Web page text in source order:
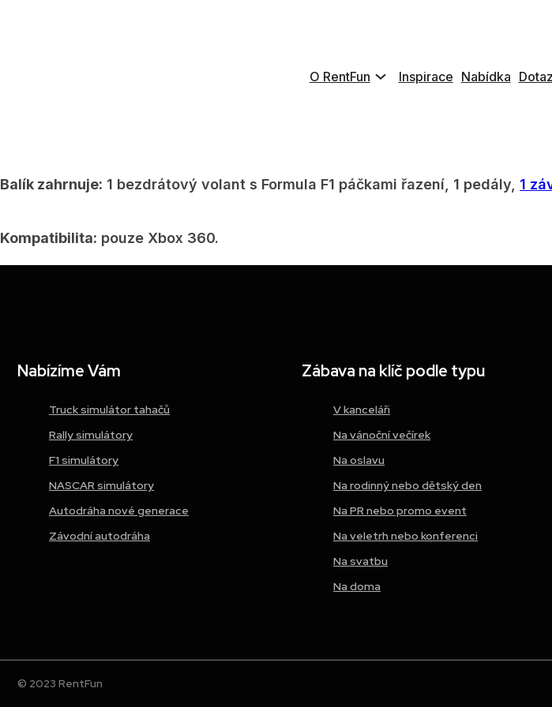
O RentFun Inspirace Nabídka
se připojuje k Xbox 360 bezdrátově, což děla ho ideálním pro použití na
vibračních motorů, a dvě páčky ve stylu Formule 1, vhodné pro řazení
Balík zahrnuje: 1 bezdrátový volant s Formula F1 páčkami řazení, 1 pedály, 1
Kompatibilita: pouze Xbox 360.
Nabízíme Vám
Truck simulátor tahačů
Rally simulátory
F1 simulátory
NASCAR simulátory
Autodráha nové generace
Závodní autodráha
Zábava na klíč podle typu
V kanceláři
Na vánoční večírek
Na oslavu
Na rodinný nebo dětský den
Na PR nebo promo event
Na veletrh nebo konferenci
Na svatbu
Na doma
© 2023 RentFun